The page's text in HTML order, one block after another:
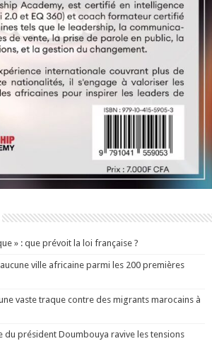
» : que prévoit la loi française ?
ville africaine parmi les 200 premières
vaste traque contre des migrants marocains à
du président Doumbouya ravive les tensions